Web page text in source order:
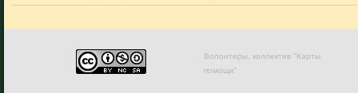
Волонтеры, коллектив "Карты
помощи"